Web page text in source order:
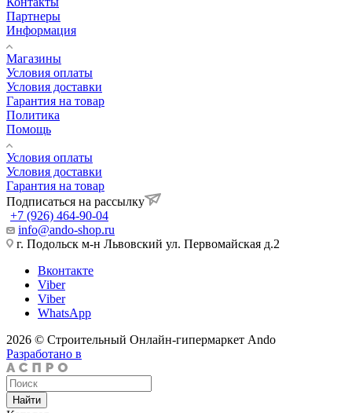
Партнеры
Информация
Магазины
Условия оплаты
Условия доставки
Гарантия на товар
Политика
Помощь
Условия оплаты
Условия доставки
Гарантия на товар
Подписаться на рассылку
+7 (926) 464-90-04
info@ando-shop.ru
г. Подольск м-н Львовский ул. Первомайская д.2
Вконтакте
Viber
Viber
WhatsApp
2026 © Строительный Онлайн-гипермаркет Ando
Разработано в
Найти